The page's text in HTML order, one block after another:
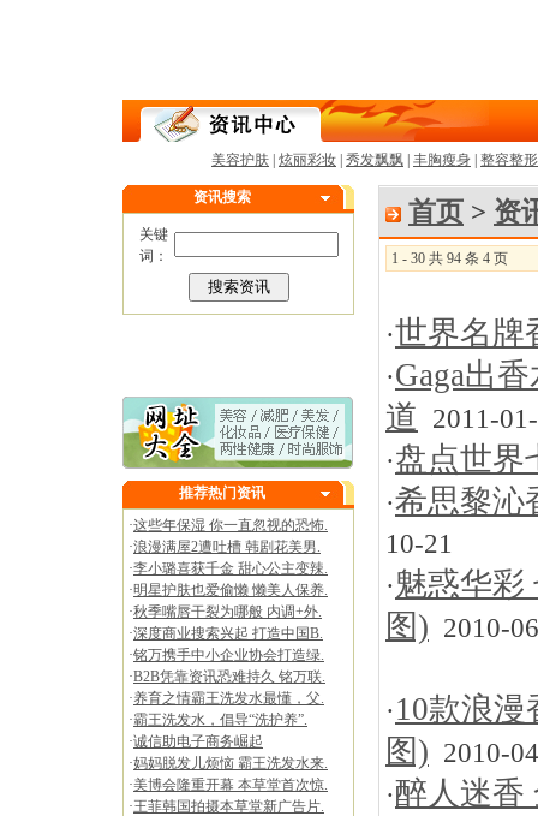
美容护肤 炫丽彩妆 秀发飘飘 丰胸瘦身 整容整形
资讯搜索
关键
词：
推荐热门资讯
·这些年保湿 你一直忽视的恐怖.
·浪漫满屋2遭吐槽 韩剧花美男.
·李小璐喜获千金 甜心公主变辣.
·明星护肤也爱偷懒 懒美人保养.
·秋季嘴唇干裂为哪般 内调+外.
·深度商业搜索兴起 打造中国B.
·铭万携手中小企业协会打造绿.
·B2B凭靠资讯恐难持久 铭万联.
·养育之情霸王洗发水最懂，父.
·霸王洗发水，倡导“洗护养”.
·诚信助电子商务崛起
·妈妈脱发儿烦恼 霸王洗发水来.
·美博会隆重开幕 本草堂首次惊.
·王菲韩国拍摄本草堂新广告片.
首页 > 资
1 - 30 共 94 条 4 页
·世界名牌
·Gaga出
道 2011-
·盘点世界
·希思黎沁
10-21
·魅惑华彩
图) 2010-
·10款浪
图) 2010-
·醉人迷香